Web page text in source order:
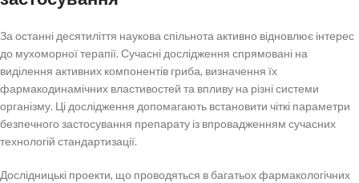
За останні десятиліття наукова спільнота активно відновлює інтерес
до мухоморної терапії. Сучасні дослідження спрямовані на
виділення активних компонентів гриба, визначення їх
фармакодинамічних властивостей та впливу на різні системи
організму. Ці дослідження допомагають встановити чіткі параметри
безпечного застосування препарату із впровадженням сучасних
технологій стандартизації.
Дослідницькі проекти, що проводяться в багатьох фармакологічних